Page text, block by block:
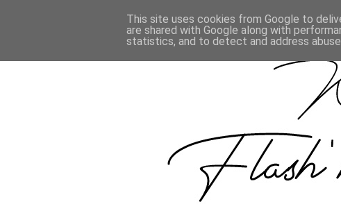
This site uses cookies from Google to
are shared with Google along with
statistics, and to detect and address